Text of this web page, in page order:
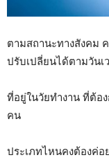
ตามสถานะทางสังคม
ปรับเปลี่ยนได้ตามวันเ
ที่อยู่ในวัยทำงาน ที่ต้อ
คน
ประเภทไหนคงต้องค่